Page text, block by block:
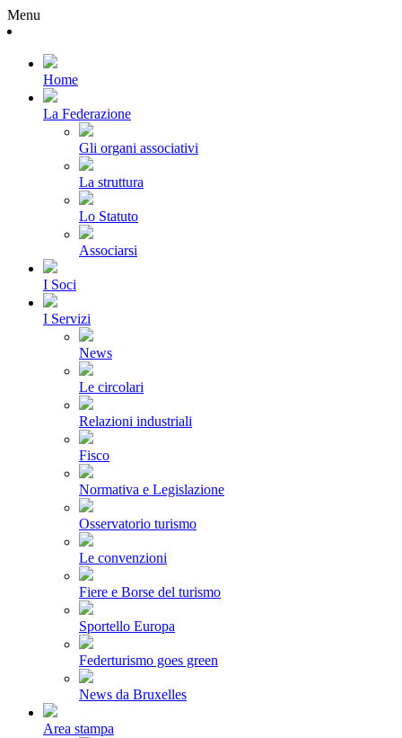
Menu
Home
La Federazione
Gli organi associativi
La struttura
Lo Statuto
Associarsi
I Soci
I Servizi
News
Le circolari
Relazioni industriali
Fisco
Normativa e Legislazione
Osservatorio turismo
Le convenzioni
Fiere e Borse del turismo
Sportello Europa
Federturismo goes green
News da Bruxelles
Area stampa